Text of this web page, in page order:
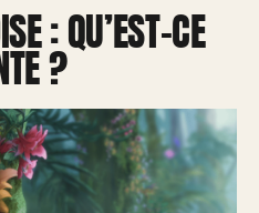
: QU’EST-CE
?